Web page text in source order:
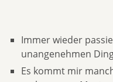
Immer wieder
unangenehmen
Es kommt mir